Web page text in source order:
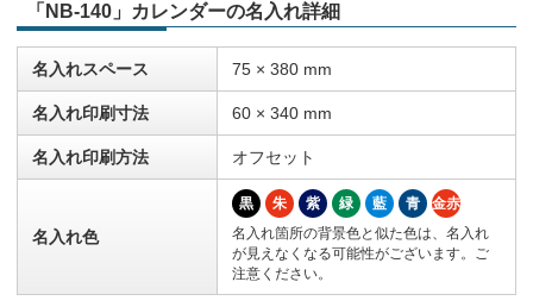
「NB-140」カレンダーの名入れ詳細
名入れスペース 75 × 380 mm
名入れ印刷寸法 60 × 340 mm
名入れ印刷方法 オフセット
名入れ色
黒 朱 紫 緑 藍 青
金赤
名入れ箇所の背景色と似た色は、名入れ
が見えなくなる可能性がございます。ご
注意ください。